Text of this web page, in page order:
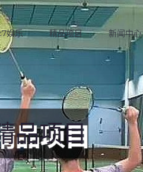
娱乐 精品项目 新闻中心
品项目